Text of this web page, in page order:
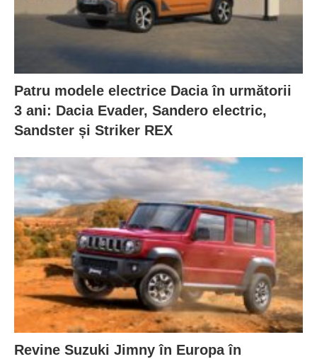
Patru modele electrice Dacia în următorii
3 ani: Dacia Evader, Sandero electric,
Sandster și Striker REX
Revine Suzuki Jimny în Europa în